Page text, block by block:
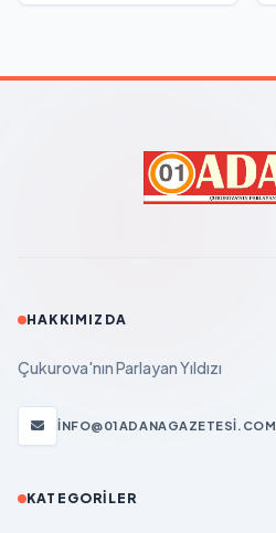
HAKKIMIZDA
Çukurova'nın Parlayan Yıldızı
INFO@01ADANAGAZETESI.COM
KATEGORILER